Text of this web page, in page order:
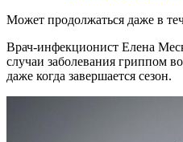
Может продолжаться даже в
Врач-инфекционист Елена
случаи заболевания гриппом
даже когда завершается сезон.